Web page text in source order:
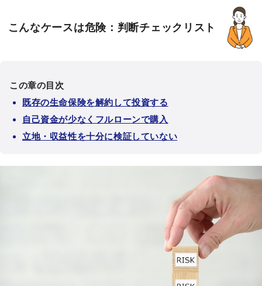
こんなケースは危険：判断チェックリスト
この章の目次
既存の生命保険を解約して投資する
自己資金が少なくフルローンで購入
立地・収益性を十分に検証していない